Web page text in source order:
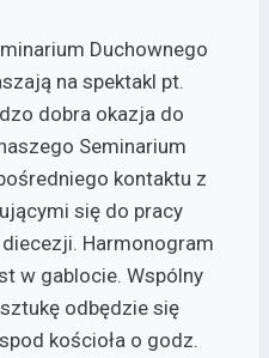
Duchownego
na spektakl pt.
dobra okazja do
Seminarium
kontaktu z
się do pracy
Harmonogram
w gablocie. Wspólny
odbędzie się
kościoła o godz.